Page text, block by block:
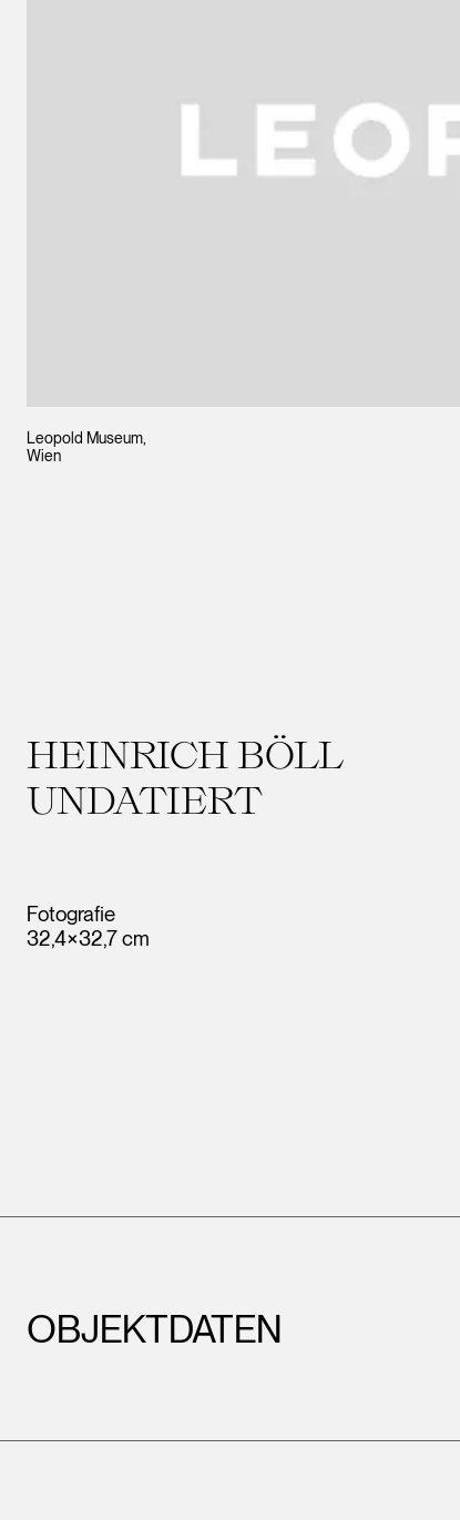
Leopold Museum,
Wien
HEINRICH BÖLL
UNDATIERT
Fotografie
32,4×32,7 cm
OBJEKTDATEN